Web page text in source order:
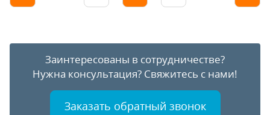
Заинтересованы в сотрудничестве?
Нужна консультация? Свяжитесь с нами!
Заказать обратный звонок